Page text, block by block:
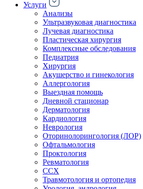
Услуги
Анализы
Ультразвуковая диагностика
Лучевая диагностика
Пластическая хирургия
Комплексные обследования
Педиатрия
Хирургия
Акушерство и гинекология
Аллергология
Выездная помощь
Дневной стационар
Дерматология
Кардиология
Неврология
Оторинолорингология (ЛОР)
Офтальмология
Проктология
Ревматология
ССХ
Травмотология и ортопедия